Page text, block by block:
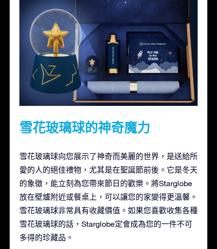
雪花玻璃球的神奇魔力
雪花玻璃球向您展示了神奇而美麗的世界，是送給所
愛的人的絕佳禮物，尤其是在聖誕節前後。它是冬天
的象徵，能立刻為您帶來節日的歡樂。將Starglobe
放在壁爐附近或餐桌上，可以讓您的家變得更溫馨。
雪花玻璃球非常具有收藏價值。如果您喜歡收集各種
雪花玻璃球的話，Starglobe定會成為您的一件不可
多得的珍藏品。